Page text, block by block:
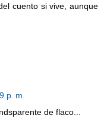
cuento si vive, aunque
p. m.
de flaco...